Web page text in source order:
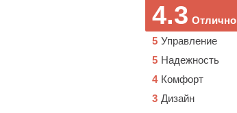
Отлично
4.3
Управление
5
Надежность
5
Комфорт
4
Дизайн
3